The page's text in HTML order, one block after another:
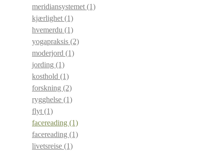
meridiansystemet (1)
kjærlighet (1)
hvemerdu (1)
yogapraksis (2)
moderjord (1)
jording (1)
kosthold (1)
forskning (2)
rygghelse (1)
flyt (1)
facereading (1)
facereading (1)
livetsreise (1)